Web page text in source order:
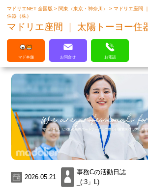
マドリエはLIXILの厳しい基準を
マドリエNET 全国版> 関東（東京・神奈川）>マドリエ座間
住器（株）
マドリエ座間 ｜ 太陽トーヨー住
マド本舗 お問合せ お電話
2026.05.21
事務Cの活動日誌
_(:3」L)